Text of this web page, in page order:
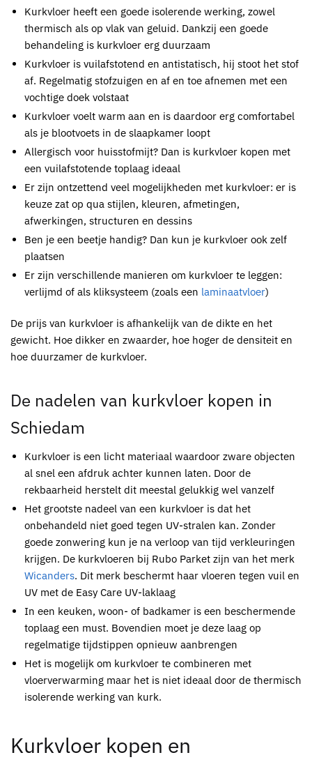
Kurkvloer heeft een goede isolerende werking, zowel
thermisch als op vlak van geluid. Dankzij een goede
behandeling is kurkvloer erg duurzaam
Kurkvloer is vuilafstotend en antistatisch, hij stoot het stof
af. Regelmatig stofzuigen en af en toe afnemen met een
vochtige doek volstaat
Kurkvloer voelt warm aan en is daardoor erg comfortabel
als je blootvoets in de slaapkamer loopt
Allergisch voor huisstofmijt? Dan is kurkvloer kopen met
een vuilafstotende toplaag ideaal
Er zijn ontzettend veel mogelijkheden met kurkvloer: er is
keuze zat op qua stijlen, kleuren, afmetingen,
afwerkingen, structuren en dessins
Ben je een beetje handig? Dan kun je kurkvloer ook zelf
plaatsen
Er zijn verschillende manieren om kurkvloer te leggen:
verlijmd of als kliksysteem (zoals een laminaatvloer)
De prijs van kurkvloer is afhankelijk van de dikte en het
gewicht. Hoe dikker en zwaarder, hoe hoger de densiteit en
hoe duurzamer de kurkvloer.
De nadelen van kurkvloer kopen in
Schiedam
Kurkvloer is een licht materiaal waardoor zware objecten
al snel een afdruk achter kunnen laten. Door de
rekbaarheid herstelt dit meestal gelukkig wel vanzelf
Het grootste nadeel van een kurkvloer is dat het
onbehandeld niet goed tegen UV-stralen kan. Zonder
goede zonwering kun je na verloop van tijd verkleuringen
krijgen. De kurkvloeren bij Rubo Parket zijn van het merk
Wicanders. Dit merk beschermt haar vloeren tegen vuil en
UV met de Easy Care UV-laklaag
In een keuken, woon- of badkamer is een beschermende
toplaag een must. Bovendien moet je deze laag op
regelmatige tijdstippen opnieuw aanbrengen
Het is mogelijk om kurkvloer te combineren met
vloerverwarming maar het is niet ideaal door de thermisch
isolerende werking van kurk.
Kurkvloer kopen en